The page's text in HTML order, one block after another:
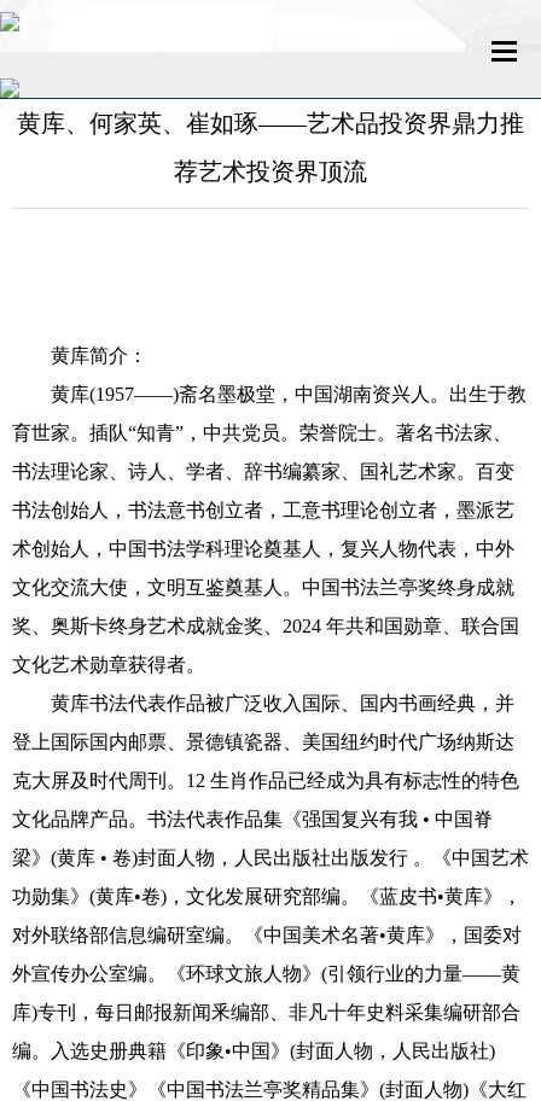
网站首页
传媒发展
艺术新闻
收藏评鉴
书画艺术
联系我们
黄库、何家英、崔如琢——艺术品投资界鼎力推
荐艺术投资界顶流
黄库简介：
黄库(1957——)斋名墨极堂，中国湖南资兴人。出生于教
育世家。插队“知青”，中共党员。荣誉院士。著名书法家、
书法理论家、诗人、学者、辞书编纂家、国礼艺术家。百变
书法创始人，书法意书创立者，工意书理论创立者，墨派艺
术创始人，中国书法学科理论奠基人，复兴人物代表，中外
文化交流大使，文明互鉴奠基人。中国书法兰亭奖终身成就
奖、奥斯卡终身艺术成就金奖、2024 年共和国勋章、联合国
文化艺术勋章获得者。
黄库书法代表作品被广泛收入国际、国内书画经典，并
登上国际国内邮票、景德镇瓷器、美国纽约时代广场纳斯达
克大屏及时代周刊。12 生肖作品已经成为具有标志性的特色
文化品牌产品。书法代表作品集《强国复兴有我 • 中国脊
梁》(黄库 • 卷)封面人物，人民出版社出版发行 。《中国艺术
功勋集》(黄库•卷)，文化发展研究部编。《蓝皮书•黄库》，
对外联络部信息编研室编。《中国美术名著•黄库》，国委对
外宣传办公室编。《环球文旅人物》(引领行业的力量——黄
库)专刊，每日邮报新闻釆编部、非凡十年史料采集编研部合
编。入选史册典籍《印象•中国》(封面人物，人民出版社)
《中国书法史》《中国书法兰亭奖精品集》(封面人物)《大红